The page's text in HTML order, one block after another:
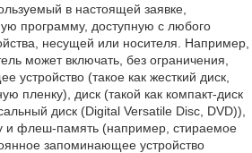
в настоящей заявке,
программу, доступную с любого
несущей или носителя. Например,
может включать, без ограничения,
устройство (такое как жесткий диск,
пленку), диск (такой как компакт-диск
диск (Digital Versatile Disc, DVD)),
и флеш-память (например, стираемое
запоминающее устройство